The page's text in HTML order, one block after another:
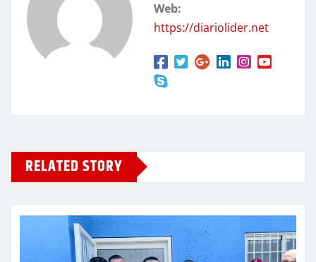
Web:
https://diariolider.net
RELATED STORY